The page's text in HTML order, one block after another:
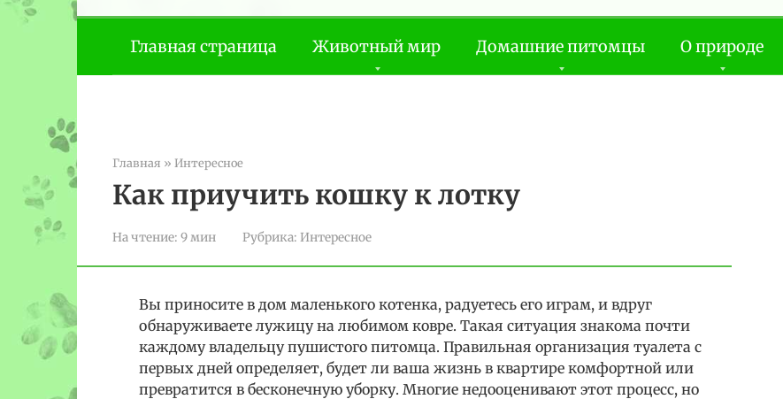
Главная страница Животный мир Домашние питомцы О природе
Главная » Интересное
Как приучить кошку к лотку
На чтение: 9 мин Рубрика: Интересное
Вы приносите в дом маленького котенка, радуетесь его играм, и вдруг
обнаруживаете лужицу на любимом ковре. Такая ситуация знакома почти
каждому владельцу пушистого питомца. Правильная организация туалета с
первых дней определяет, будет ли ваша жизнь в квартире комфортной или
превратится в бесконечную уборку. Многие недооценивают этот процесс, но